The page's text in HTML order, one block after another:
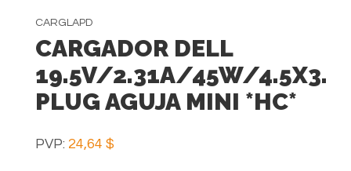
CARGLAPD
CARGADOR DELL
19.5V/2.31A/45W/
PLUG AGUJA MINI *HC*
PVP: 24,64 $